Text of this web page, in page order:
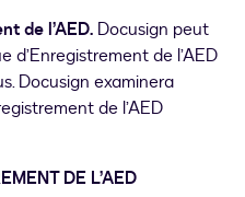
de l’AED. Docusign peut
d’Enregistrement de l’AED
Docusign examinera
de l’AED
DE L’AED